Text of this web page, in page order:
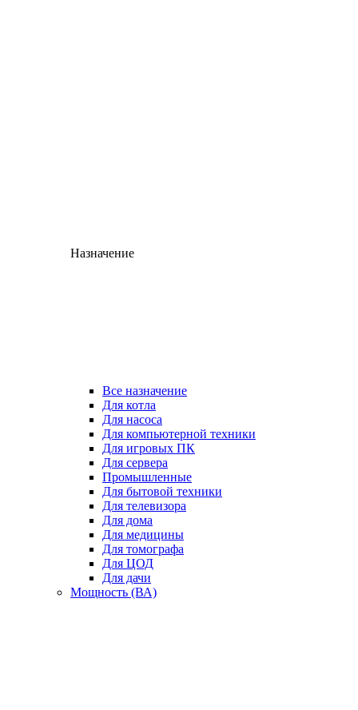
Назначение
Все назначение
Для котла
Для насоса
Для компьютерной техники
Для игровых ПК
Для сервера
Промышленные
Для бытовой техники
Для телевизора
Для дома
Для медицины
Для томографа
Для ЦОД
Для дачи
Мощность (ВА)